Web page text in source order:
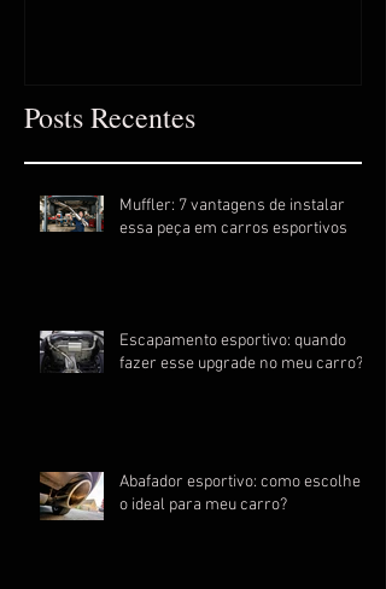
Posts Recentes
Muffler: 7 vantagens de instalar
essa peça em carros esportivos
Escapamento esportivo: quando
fazer esse upgrade no meu carro?
Abafador esportivo: como escolher
o ideal para meu carro?